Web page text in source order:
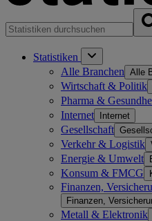
Statistiken
Alle Branchen Alle
Wirtschaft & Politik
Pharma &
Internet Internet
Gesellschaft
Verkehr & Logistik
Energie & Umwelt
Konsum & FMCG
Finanzen,
Finanzen,
Metall & Elektronik